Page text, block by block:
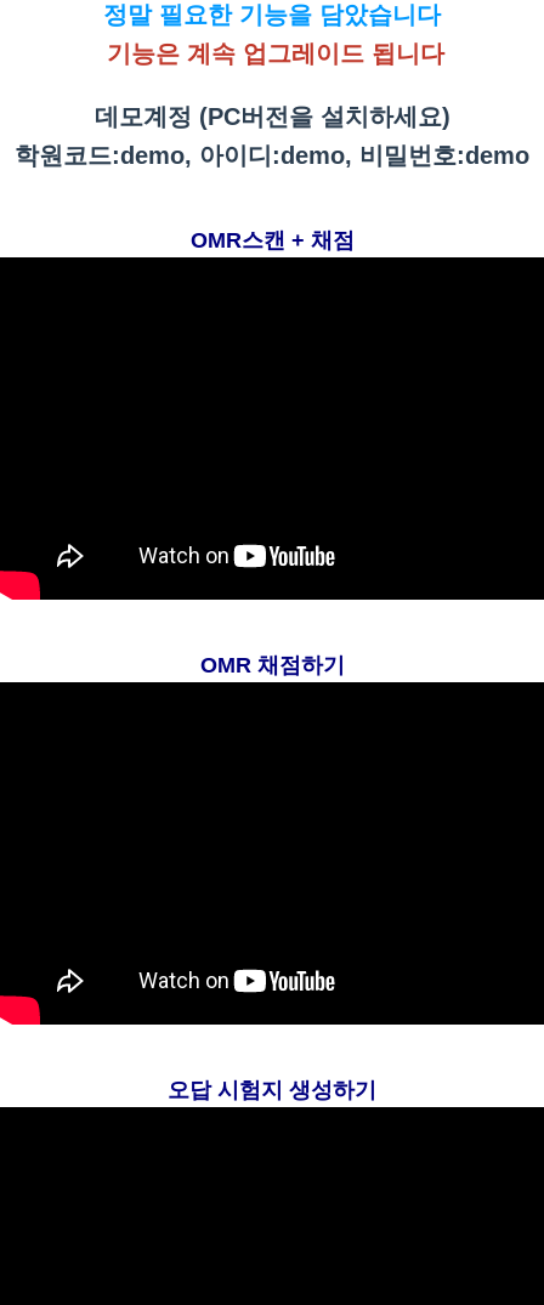
정말 필요한 기능을 담았습니다
기능은 계속 업그레이드 됩니다
데모계정 (PC버전을 설치하세요)
학원코드:demo, 아이디:demo, 비밀번호:demo
OMR스캔 + 채점
OMR 채점하기
오답 시험지 생성하기